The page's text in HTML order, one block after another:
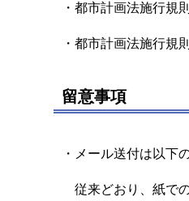
・都市計画法施行規
・都市計画法施行規
留意事項
・メール送付は以下
従来どおり、紙で